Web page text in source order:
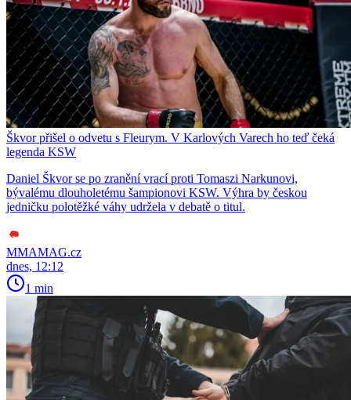
Škvor přišel o odvetu s Fleurym. V Karlových Varech ho teď čeká
legenda KSW
Daniel Škvor se po zranění vrací proti Tomaszi Narkunovi,
bývalému dlouholetému šampionovi KSW. Výhra by českou
jedničku polotěžké váhy udržela v debatě o titul.
MMAMAG.cz
dnes, 12:12
1 min